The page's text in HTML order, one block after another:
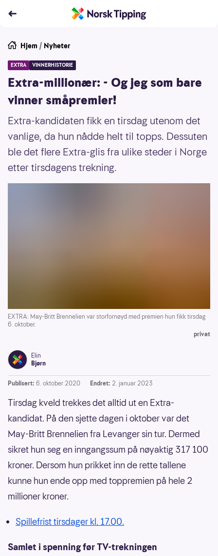
Hjem / Nyheter
EXTRA VINNERHISTORIE
Extra-millionær: - Og jeg som bare
vinner småpremier!
Extra-kandidaten fikk en tirsdag utenom det
vanlige, da hun nådde helt til topps. Dessuten
ble det flere Extra-glis fra ulike steder i Norge
etter tirsdagens trekning.
EXTRA: May-Britt Brennelien var storfornøyd med premien hun fikk tirsdag
6. oktober.
privat
Elin
Bjørn
Publisert: 6. oktober 2020 Endret: 2. januar 2023
Tirsdag kveld trekkes det alltid ut en Extra-
kandidat. På den sjette dagen i oktober var det
May-Britt Brennelien fra Levanger sin tur. Dermed
sikret hun seg en inngangssum på nøyaktig 317 100
kroner. Dersom hun prikket inn de rette tallene
kunne hun ende opp med toppremien på hele 2
millioner kroner.
Spillefrist tirsdager kl. 17.00.
Samlet i spenning før TV-trekningen